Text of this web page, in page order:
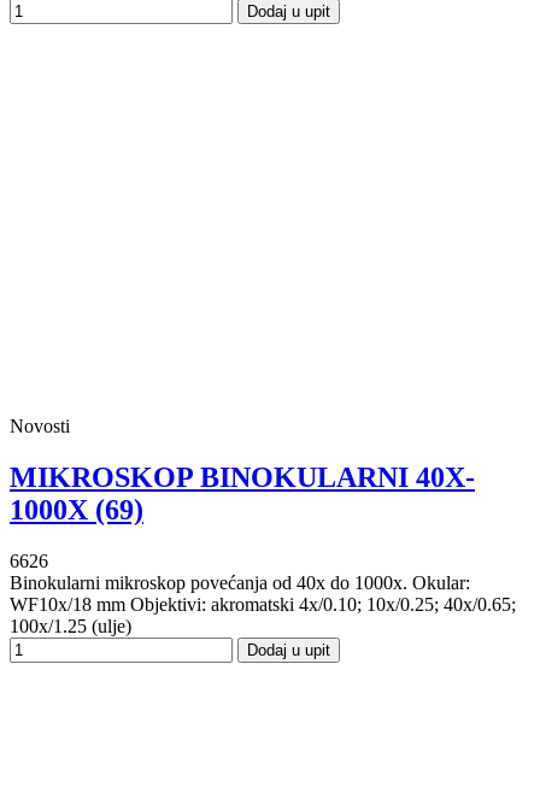
Dodaj u upit
Novosti
MIKROSKOP BINOKULARNI 40X-
1000X (69)
6626
Binokularni mikroskop povećanja od 40x do 1000x. Okular:
WF10x/18 mm Objektivi: akromatski 4x/0.10; 10x/0.25; 40x/0.65;
100x/1.25 (ulje)
Dodaj u upit